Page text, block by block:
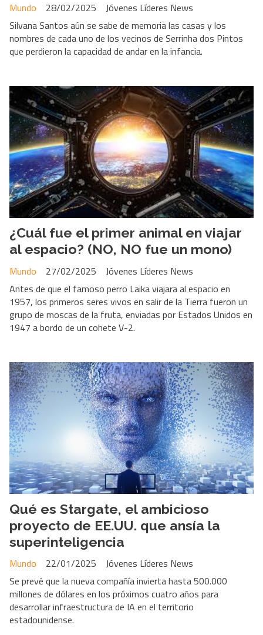
Jóvenes Líderes News
Mundo
28/02/2025
Silvana Santos aún se sabe de memoria las casas y los
nombres de cada uno de los vecinos de Serrinha dos Pintos
que perdieron la capacidad de andar en la infancia.
¿Cuál fue el primer animal en viajar
al espacio? (NO, NO fue un mono)
Jóvenes Líderes News
Mundo
27/02/2025
Antes de que el famoso perro Laika viajara al espacio en
1957, los primeros seres vivos en salir de la Tierra fueron un
grupo de moscas de la fruta, enviadas por Estados Unidos en
1947 a bordo de un cohete V-2.
Qué es Stargate, el ambicioso
proyecto de EE.UU. que ansía la
superinteligencia
Jóvenes Líderes News
Mundo
22/01/2025
Se prevé que la nueva compañía invierta hasta 500.000
millones de dólares en los próximos cuatro años para
desarrollar infraestructura de IA en el territorio
estadounidense.